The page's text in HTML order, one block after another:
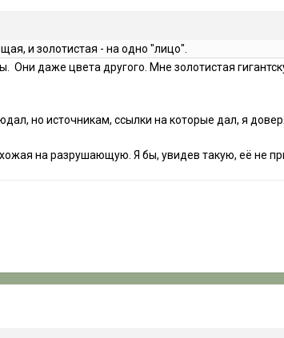
и золотистая - на одно "лицо".
Они даже цвета другого. Мне золотистая
но источникам, ссылки на которые дал, я
на разрушающую. Я бы, увидев такую, её не